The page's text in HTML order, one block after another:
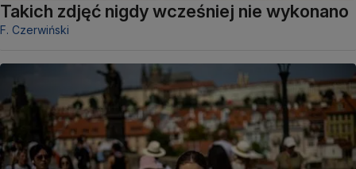
Takich zdjęć nigdy wcześniej nie wykonano
F. Czerwiński